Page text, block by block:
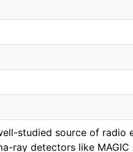
studied source of radio
ray detectors like